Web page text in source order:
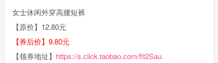
女士休闲外穿高腰短裤
【原价】12.80元
【券后价】9.80元
【领券地址】 https://s.click.taobao.com/flt2Sau